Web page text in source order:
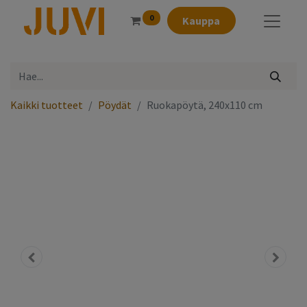
0 Kauppa
Kaikki tuotteet Pöydät Ruokapöytä, 240x110 cm